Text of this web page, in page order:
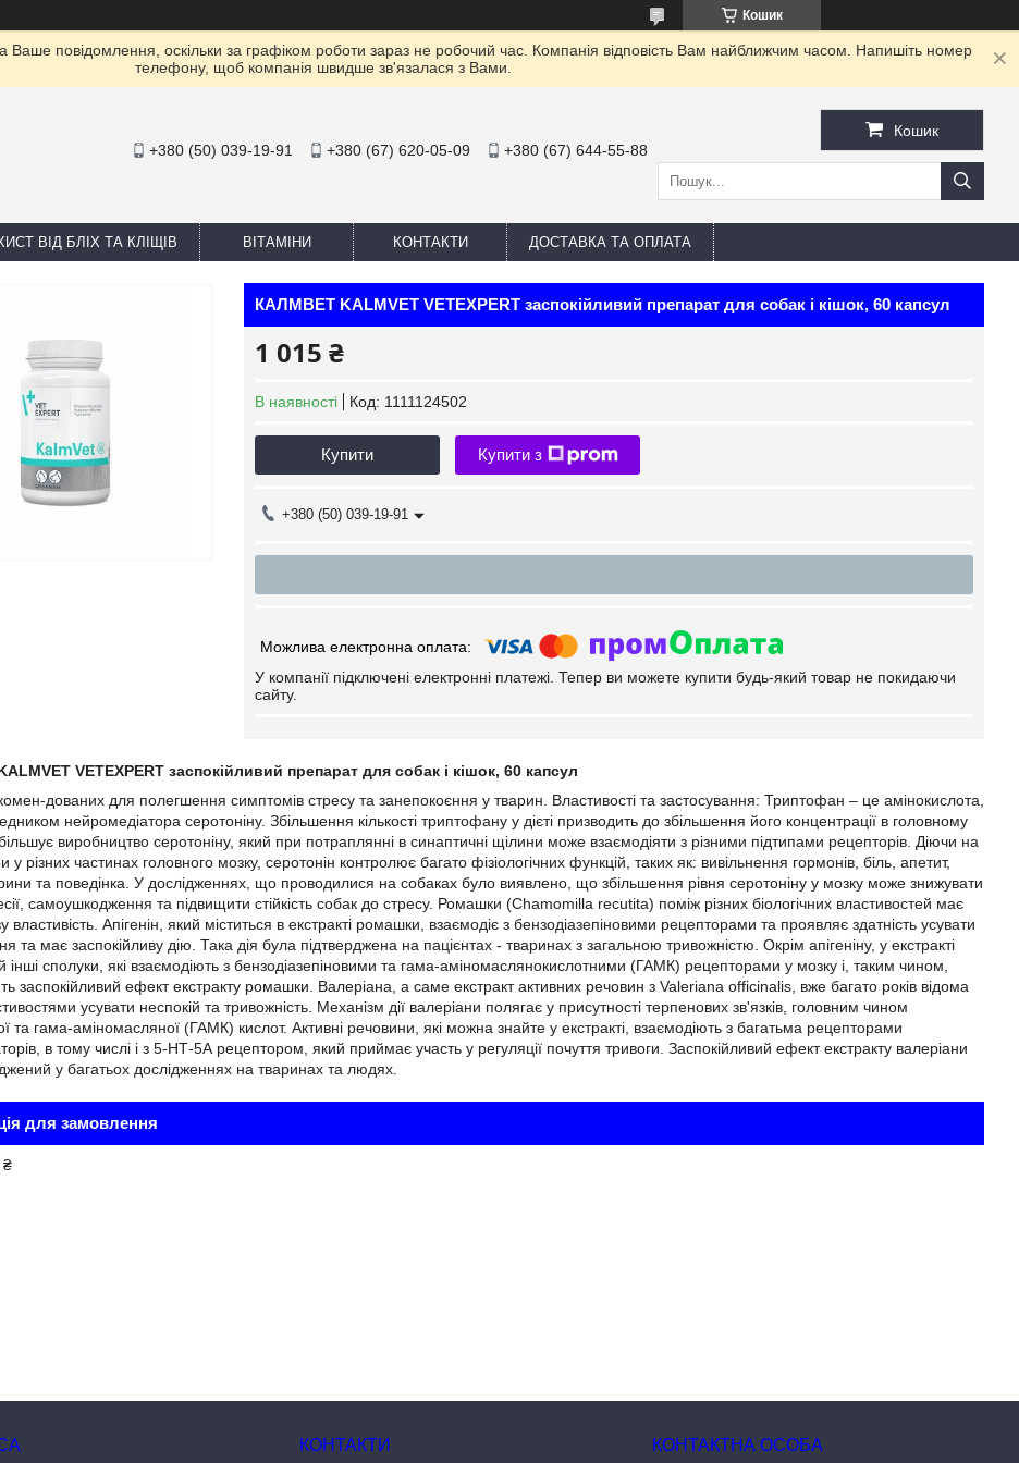
Кошик
Ваше повідомлення, оскільки за графіком роботи зараз не робочий час. Компанія відповість Вам найближчим часом. Напишіть номер
телефону, щоб компанія швидше зв'язалася з Вами.
+380 (50) 039-19-91 +380 (67) 620-05-09 +380 (67) 644-55-88
Кошик
ВІД БЛІХ ТА КЛІЩІВ ВІТАМІНИ КОНТАКТИ ДОСТАВКА ТА ОПЛАТА
КАЛМВЕТ KALMVET VETEXPERT заспокійливий препарат для собак і кішок, 60 капсул
1 015 ₴
В наявності Код: 1111124502
Купити Купити з
+380 (50) 039-19-91
У компанії підключені електронні платежі. Тепер ви можете купити будь-який товар не покидаючи
сайту.
VETEXPERT заспокійливий препарат для собак і кішок, 60 капсул
дованих для полегшення симптомів стресу та занепокоєння у тварин. Властивості та застосування: Триптофан – це амінокислота,
нейромедіатора серотоніну. Збільшення кількості триптофану у дієті призводить до збільшення його концентрації в головному
виробництво серотоніну, який при потраплянні в синаптичні щілини може взаємодіяти з різними підтипами рецепторів. Діючи на
у різних частинах головного мозку, серотонін контролює багато фізіологічних функцій, таких як: вивільнення гормонів, біль, апетит,
та поведінка. У дослідженнях, що проводилися на собаках було виявлено, що збільшення рівня серотоніну у мозку може знижувати
самоушкодження та підвищити стійкість собак до стресу. Ромашки (Chamomilla recutita) поміж різних біологічних властивостей має
властивість. Апігенін, який міститься в екстракті ромашки, взаємодіє з бензодіазепіновими рецепторами та проявляє здатність усувати
та має заспокійливу дію. Така дія була підтверджена на пацієнтах - тваринах з загальною тривожністю. Окрім апігеніну, у екстракті
сполуки, які взаємодіють з бензодіазепіновими та гама-аміномаслянокислотними (ГАМК) рецепторами у мозку і, таким чином,
заспокійливий ефект екстракту ромашки. Валеріана, а саме екстракт активних речовин з Valeriana officinalis, вже багато років відома
усувати неспокій та тривожність. Механізм дії валеріани полягає у присутності терпенових зв'язків, головним чином
та гама-аміномасляної (ГАМК) кислот. Активні речовини, які можна знайте у екстракті, взаємодіють з багатьма рецепторами
в тому числі і з 5-НТ-5А рецептором, який приймає участь у регуляції почуття тривоги. Заспокійливий ефект екстракту валеріани
у багатьох дослідженнях на тваринах та людях.
для замовлення
₴